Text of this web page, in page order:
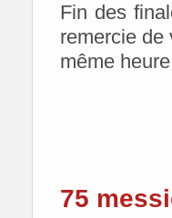
Fin des
remercie de
même
75